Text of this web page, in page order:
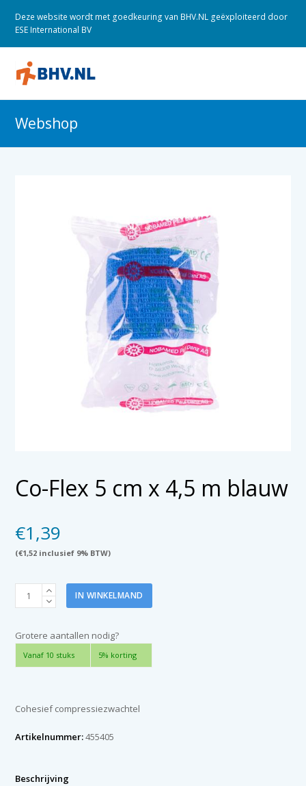
Deze website wordt met goedkeuring van BHV.NL geëxploiteerd door
ESE International BV
Webshop
Co-Flex 5 cm x 4,5 m blauw
€1,39
(€1,52 inclusief 9% BTW)
Co-
Flex
cm
x
4,5
aantal
IN WINKELMAND
Grotere aantallen nodig?
Vanaf 10 stuks 5% korting
Cohesief compressiezwachtel
Artikelnummer:455405
Beschrijving